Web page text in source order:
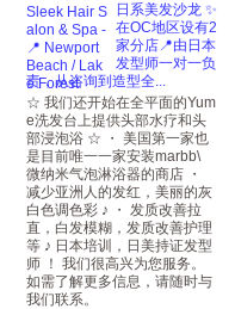
日系美发沙龙 ✨
在OC地区设有2
家分店📍由日本
发型师一对一负
责，从咨询到造型全...
☆ 我们还开始在全平面的Yum
e洗发台上提供头部水疗和头
部浸泡浴 ☆ ・ 美国第一家也
是目前唯一一家安装marbb\
微纳米气泡淋浴器的商店 ・
减少亚洲人的发红，美丽的灰
白色调色彩 ♪ ・ 发质改善拉
直，白发模糊，发质改善护理
等 ♪ 日本培训，日美持证发型
师 ！ 我们很高兴为您服务。
如需了解更多信息，请随时与
我们联系。